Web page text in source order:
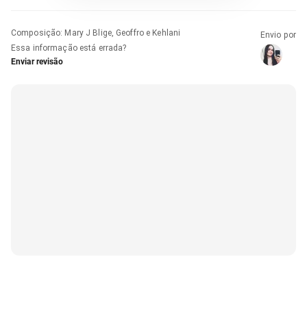
Composição: Mary J Blige, Geoffro e Kehlani
Essa informação está errada?
Enviar revisão
Envio por